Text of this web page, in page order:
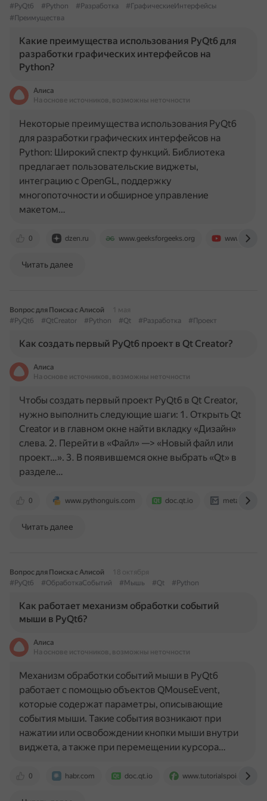
#PyQt6
#Python #Разработка
#ГрафическиеИнтерфейсы
#Преимущества
Какие преимущества использования PyQt6 для
разработки графических интерфейсов на
Python?
Алиса
На основе источников, возможны неточности
0 dzen.ru www.geeksforgeeks.org
Некоторые преимущества использования PyQt6
для разработки графических интерфейсов на
Python: Широкий спектр функций. Библиотека
предлагает пользовательские виджеты,
интеграцию с OpenGL, поддержку
многопоточности и обширное управление
макетом…
Читать далее
Вопрос для Поиска с Алисой
1 мая
#PyQt6
#QtCreator #Python #Qt #Разработка #Проект
Как создать первый PyQt6 проект в Qt Creator?
Алиса
На основе источников, возможны неточности
0 www.pythonguis.com doc.qt.io metanit.com
Чтобы создать первый проект PyQt6 в Qt Creator,
нужно выполнить следующие шаги: 1. Открыть Qt
Creator и в главном окне найти вкладку «Дизайн»
слева. 2. Перейти в «Файл» —> «Новый файл или
проект…». 3. В появившемся окне выбрать «Qt» в
разделе…
Читать далее
Вопрос для Поиска с Алисой
18 октября
#PyQt6
#ОбработкаСобытий #Мышь #Qt #Python
Как работает механизм обработки событий
мыши в PyQt6?
Алиса
На основе источников, возможны неточности
0 habr.com doc.qt.io www.tutorialspoint.com
Механизм обработки событий мыши в PyQt6
работает с помощью объектов QMouseEvent,
которые содержат параметры, описывающие
события мыши. Такие события возникают при
нажатии или освобождении кнопки мыши внутри
виджета, а также при перемещении курсора…